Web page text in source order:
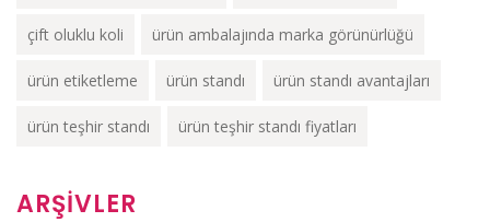
çift oluklu koli ürün ambalajında marka görünürlüğü
ürün etiketleme ürün standı ürün standı avantajları
ürün teşhir standı ürün teşhir standı fiyatları
ARŞIVLER